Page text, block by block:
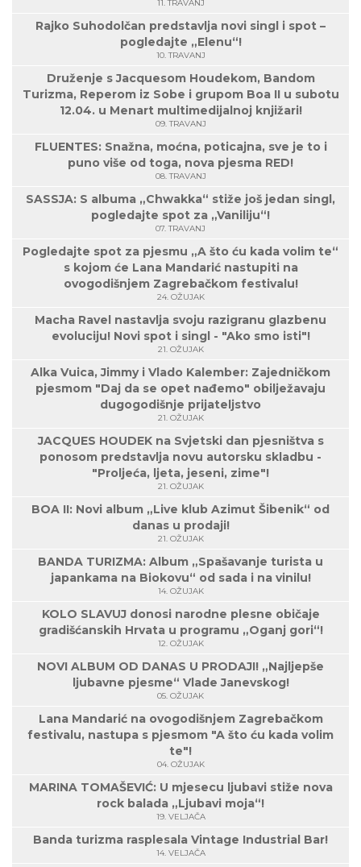
11. TRAVANJ
Rajko Suhodolčan predstavlja novi singl i spot –
pogledajte „Elenu“!
10. TRAVANJ
Druženje s Jacquesom Houdekom, Bandom
Turizma, Reperom iz Sobe i grupom Boa II u subotu
12.04. u Menart multimedijalnoj knjižari!
09. TRAVANJ
FLUENTES: Snažna, moćna, poticajna, sve je to i
puno više od toga, nova pjesma RED!
08. TRAVANJ
SASSJA: S albuma „Chwakka“ stiže još jedan singl,
pogledajte spot za „Vaniliju“!
07. TRAVANJ
Pogledajte spot za pjesmu „A što ću kada volim te“
s kojom će Lana Mandarić nastupiti na
ovogodišnjem Zagrebačkom festivalu!
24. OŽUJAK
Macha Ravel nastavlja svoju razigranu glazbenu
evoluciju! Novi spot i singl - "Ako smo isti"!
21. OŽUJAK
Alka Vuica, Jimmy i Vlado Kalember: Zajedničkom
pjesmom "Daj da se opet nađemo" obilježavaju
dugogodišnje prijateljstvo
21. OŽUJAK
JACQUES HOUDEK na Svjetski dan pjesništva s
ponosom predstavlja novu autorsku skladbu -
"Proljeća, ljeta, jeseni, zime"!
21. OŽUJAK
BOA II: Novi album „Live klub Azimut Šibenik“ od
danas u prodaji!
21. OŽUJAK
BANDA TURIZMA: Album „Spašavanje turista u
japankama na Biokovu“ od sada i na vinilu!
14. OŽUJAK
KOLO SLAVUJ donosi narodne plesne običaje
gradišćanskih Hrvata u programu „Oganj gori“!
12. OŽUJAK
NOVI ALBUM OD DANAS U PRODAJI! „Najljepše
ljubavne pjesme“ Vlade Janevskog!
05. OŽUJAK
Lana Mandarić na ovogodišnjem Zagrebačkom
festivalu, nastupa s pjesmom "A što ću kada volim
te"!
04. OŽUJAK
MARINA TOMAŠEVIĆ: U mjesecu ljubavi stiže nova
rock balada „Ljubavi moja“!
19. VELJAČA
Banda turizma rasplesala Vintage Industrial Bar!
14. VELJAČA